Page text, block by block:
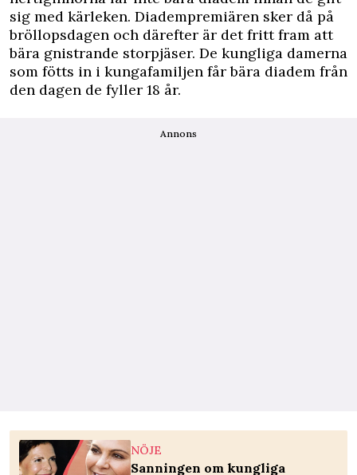
sig med kärleken. Diadempremiären sker då på
bröllopsdagen och därefter är det fritt fram att
bära gnistrande storpjäser. De kungliga damerna
som fötts in i kungafamiljen får bära diadem från
den dagen de fyller 18 år.
Annons
NÖJE
Sanningen om kungliga